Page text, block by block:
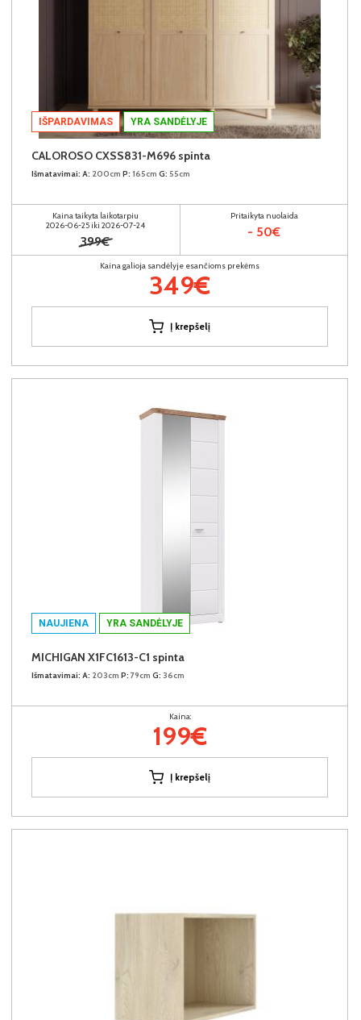
IŠPARDAVIMAS YRA SANDĖLYJE
CALOROSO CXSS831-M696 spinta
Išmatavimai: A: 200cm P: 165cm G: 55cm
Kaina taikyta laikotarpiu
2026-06-25 iki 2026-07-24
399€
Pritaikyta nuolaida
- 50€
Kaina galioja sandėlyje esančioms prekėms
349€
Į krepšelį
NAUJIENA YRA SANDĖLYJE
MICHIGAN X1FC1613-C1 spinta
Išmatavimai: A: 203cm P: 79cm G: 36cm
Kaina:
199€
Į krepšelį